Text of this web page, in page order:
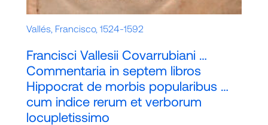
Vallés, Francisco, 1524-1592
Francisci Vallesii Covarrubiani …
Commentaria in septem libros
Hippocrat de morbis popularibus …
cum indice rerum et verborum
locupletissimo